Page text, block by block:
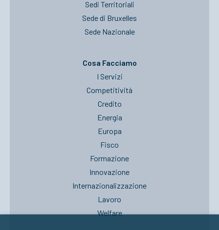
Sedi Territoriali
Sede di Bruxelles
Sede Nazionale
Cosa Facciamo
I Servizi
Competitività
Credito
Energia
Europa
Fisco
Formazione
Innovazione
Internazionalizzazione
Lavoro
Welfare